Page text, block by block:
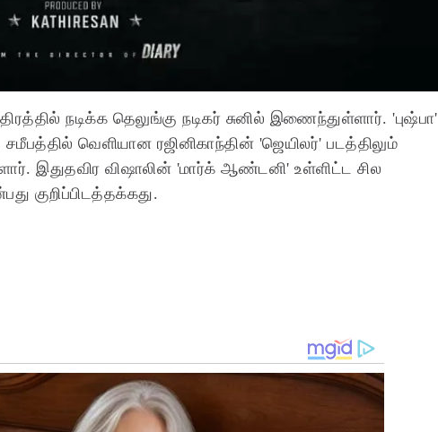
நடிக்க தெலுங்கு நடிகர் சுனில் இணைந்துள்ளார். 'புஷ்பா'
சமீபத்தில் வெளியான ரஜினிகாந்தின் 'ஜெயிலர்' படத்திலும்
இதுதவிர விஷாலின் 'மார்க் ஆண்டனி' உள்ளிட்ட சில
குறிப்பிடத்தக்கது.